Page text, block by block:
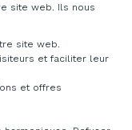
site web. Ils nous
site web.
et faciliter leur
et offres
pour découvrir
cette
au